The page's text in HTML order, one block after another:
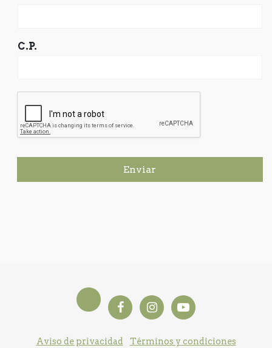
C.P.
Enviar
Aviso de privacidad Términos y condiciones